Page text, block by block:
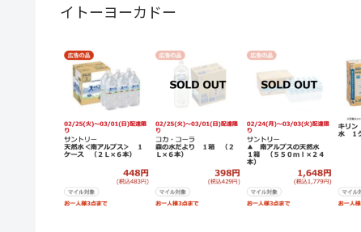
イトーヨーカドー